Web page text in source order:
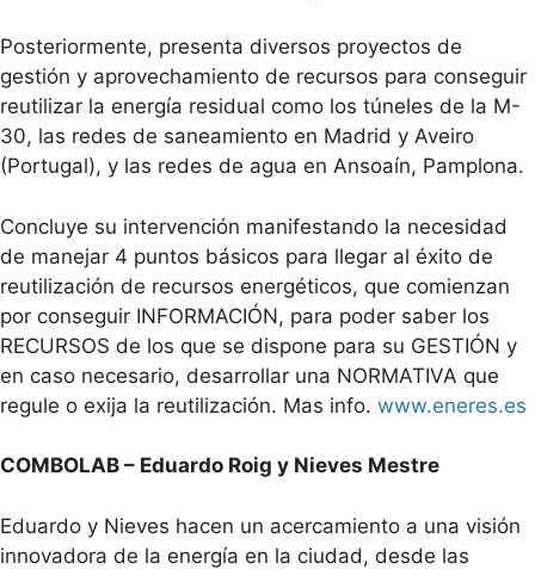
Posteriormente, presenta diversos proyectos de
gestión y aprovechamiento de recursos para conseguir
reutilizar la energía residual como los túneles de la M-
30, las redes de saneamiento en Madrid y Aveiro
(Portugal), y las redes de agua en Ansoaín, Pamplona.
Concluye su intervención manifestando la necesidad
de manejar 4 puntos básicos para llegar al éxito de
reutilización de recursos energéticos, que comienzan
por conseguir INFORMACIÓN, para poder saber los
RECURSOS de los que se dispone para su GESTIÓN y
en caso necesario, desarrollar una NORMATIVA que
regule o exija la reutilización. Mas info. www.eneres.es
COMBOLAB – Eduardo Roig y Nieves Mestre
Eduardo y Nieves hacen un acercamiento a una visión
innovadora de la energía en la ciudad, desde las